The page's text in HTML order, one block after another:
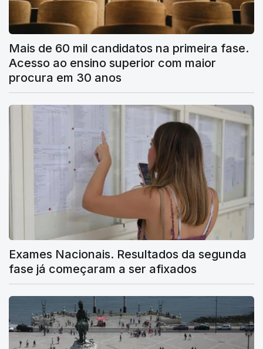
Mais de 60 mil candidatos na primeira fase.
Acesso ao ensino superior com maior
procura em 30 anos
Exames Nacionais. Resultados da segunda
fase já começaram a ser afixados